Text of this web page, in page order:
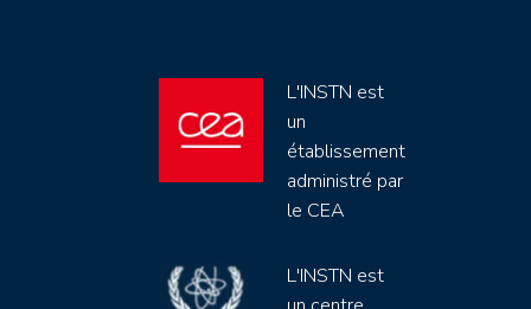
L'INSTN est
un
établissement
administré par
le CEA
L'INSTN est